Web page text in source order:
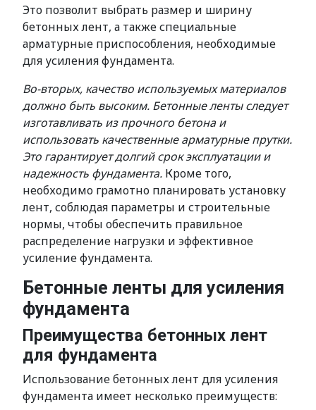
Это позволит выбрать размер и ширину
бетонных лент, а также специальные
арматурные приспособления, необходимые
для усиления фундамента.
Во-вторых, качество используемых материалов
должно быть высоким. Бетонные ленты следует
изготавливать из прочного бетона и
использовать качественные арматурные прутки.
Это гарантирует долгий срок эксплуатации и
надежность фундамента. Кроме того,
необходимо грамотно планировать установку
лент, соблюдая параметры и строительные
нормы, чтобы обеспечить правильное
распределение нагрузки и эффективное
усиление фундамента.
Бетонные ленты для усиления
фундамента
Преимущества бетонных лент
для фундамента
Использование бетонных лент для усиления
фундамента имеет несколько преимуществ: